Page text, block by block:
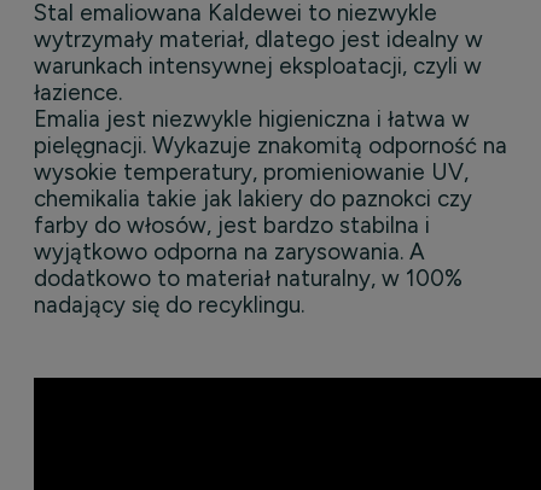
Stal emaliowana Kaldewei to niezwykle
wytrzymały materiał, dlatego jest idealny w
warunkach intensywnej eksploatacji, czyli w
łazience.
Emalia jest niezwykle higieniczna i łatwa w
pielęgnacji. Wykazuje znakomitą odporność na
wysokie temperatury, promieniowanie UV,
chemikalia takie jak lakiery do paznokci czy
farby do włosów, jest bardzo stabilna i
wyjątkowo odporna na zarysowania. A
dodatkowo to materiał naturalny, w 100%
nadający się do recyklingu.